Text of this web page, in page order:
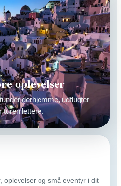
oplevelser
derhjemme, udflugter
turen lettere.
oplevelser og små eventyr i dit